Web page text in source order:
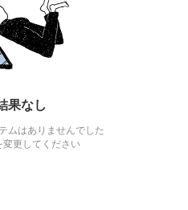
果なし
ムはありませんでした
更してください